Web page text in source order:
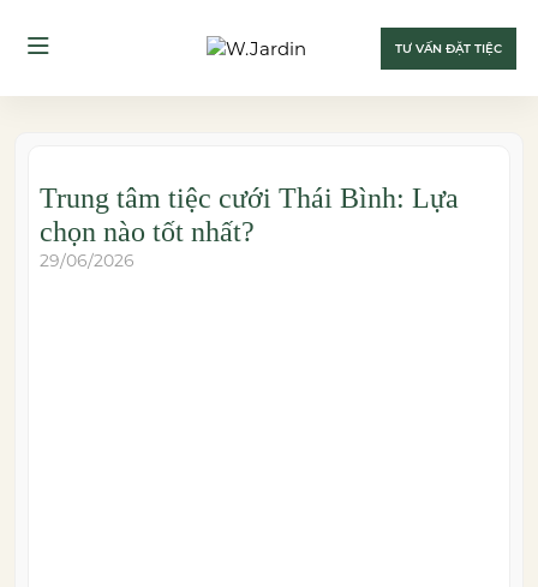
TƯ VẤN ĐẶT TIỆC
Trung tâm tiệc cưới Thái Bình: Lựa
chọn nào tốt nhất?
29/06/2026